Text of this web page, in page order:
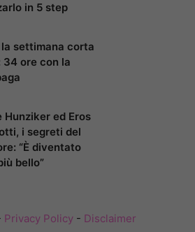
in 5 step
settimana corta
34 ore con la
Hunziker ed Eros
i segreti del
“È diventato
bello”
Privacy Policy- Disclaimer